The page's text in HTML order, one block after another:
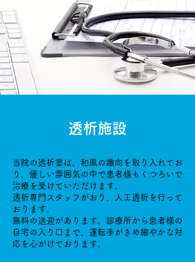
透析施設
当院の透析室は、和風の趣向を取り入れてお
り、優しい雰囲気の中で患者様もくつろいで
治療を受けていただけます。
透析専門スタッフがおり、人工透析を行って
おります。
無料の送迎があります。診療所から患者様の
自宅の入り口まで、運転手がきめ細やかな対
応を心がけております。